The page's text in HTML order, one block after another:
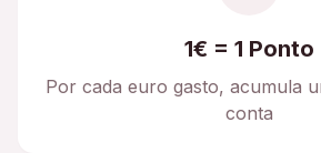
1€ = 1 Ponto
Por cada euro gasto, acumula
conta